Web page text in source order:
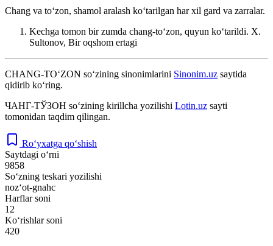
Chang va toʻzon, shamol aralash koʻtarilgan har xil gard va zarralar.
Kechga tomon bir zumda chang-toʻzon, quyun koʻtarildi. X.
Sultonov, Bir oqshom ertagi
CHANG-TO‘ZON so‘zining sinonimlarini Sinonim.uz saytida
qidirib ko‘ring.
ЧАНГ-ТЎЗОН so‘zining kirillcha yozilishi Lotin.uz sayti
tomonidan taqdim qilingan.
Ro‘yxatga qo‘shish
Saytdagi o‘rni
9858
So‘zning teskari yozilishi
noz‘ot-gnahc
Harflar soni
12
Ko‘rishlar soni
420